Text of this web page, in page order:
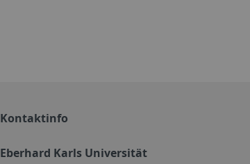
Kontaktinfo
Eberhard Karls Universität